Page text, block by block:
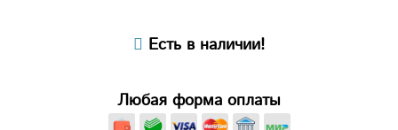
Есть в наличии!
Любая форма оплаты